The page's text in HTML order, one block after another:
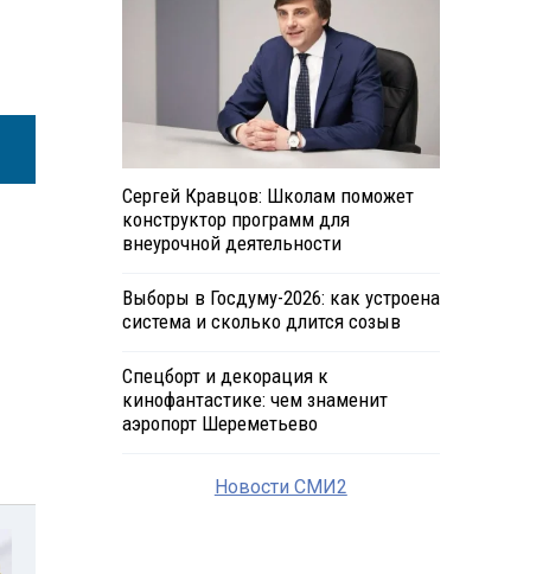
Сергей Кравцов: Школам поможет
конструктор программ для
внеурочной деятельности
Выборы в Госдуму-2026: как устроена
система и сколько длится созыв
Спецборт и декорация к
кинофантастике: чем знаменит
аэропорт Шереметьево
Новости СМИ2